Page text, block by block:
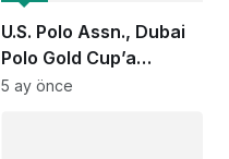
U.S. Polo Assn., Dubai
Polo Gold Cup’a
Üçüncü Kez Sponsor
5 ay önce